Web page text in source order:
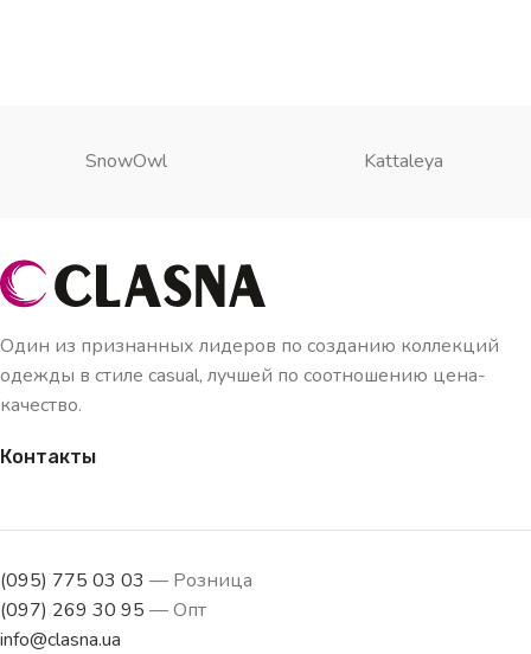
SnowOwl Kattaleya
Один из признанных лидеров по созданию коллекций
одежды в стиле casual, лучшей по соотношению цена-
качество.
Контакты
(095) 775 03 03 — Розница
(097) 269 30 95 — Опт
info@clasna.ua